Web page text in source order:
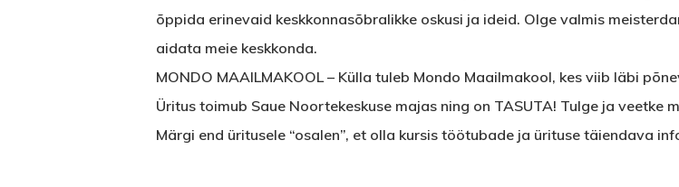
õppida erinevaid keskkonnasõbralikke oskusi ja ideid. Olge valmis
aidata meie keskkonda.
MONDO MAAILMAKOOL – Külla tuleb Mondo Maailmakool, kes viib läbi
Üritus toimub Saue Noortekeskuse majas ning on TASUTA! Tulge ja veetke
Märgi end üritusele “osalen”, et olla kursis töötubade ja ürituse täiendava